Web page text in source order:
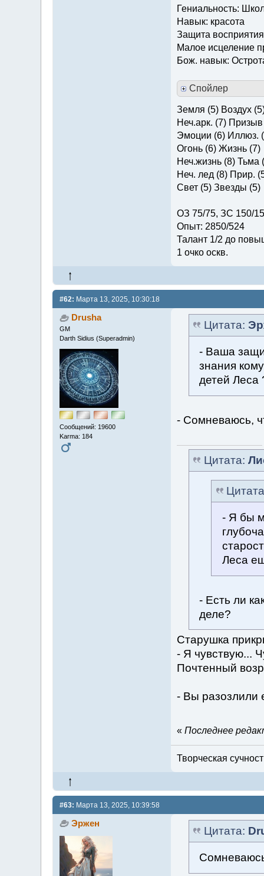
Гениальность:
Навык: красота
Защита восприятия
Малое исцеление
Бож. навык:
Спойлер
Земля (5) Воздух
Неч.арк. (7) Призыв
Эмоции (6) Иллюз.
Огонь (6) Жизнь (7)
Неч.жизнь (8) Тьма
Неч. лед (8) Прир.
Свет (5) Звезды (5)
ОЗ 75/75, ЗС 150/
Опыт: 2850/524
Талант 1/2 до
1 очко оскв.
#62: Марта 13, 2025, 10:30:18
Drusha
GM
Darth Sidius (Superadmin)
Сообщений: 19600
Karma: 184
Цитата:
- Ваша
знания
детей Леса
- Сомневаюсь,
Цитата:
- Я бы
Леса
- Есть ли
деле?
Старушка
- Я чувствую...
Почтенный
- Вы разозлили
« Последнее
Творческая
#63: Марта 13, 2025, 10:39:58
Эржен
Цитата: